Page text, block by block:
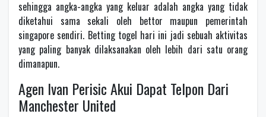
sehingga angka-angka yang keluar adalah angka yang tidak
diketahui sama sekali oleh bettor maupun pemerintah
singapore sendiri. Betting togel hari ini jadi sebuah aktivitas
yang paling banyak dilaksanakan oleh lebih dari satu orang
dimanapun.
Agen Ivan Perisic Akui Dapat Telpon Dari
Manchester United